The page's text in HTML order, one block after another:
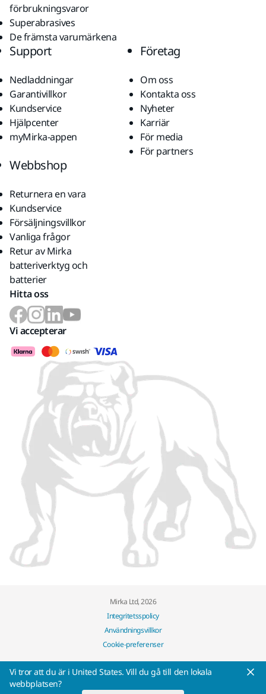
förbrukningsvaror
Superabrasives
De främsta varumärkena
Support
Nedladdningar
Garantivillkor
Kundservice
Hjälpcenter
myMirka-appen
Företag
Om oss
Kontakta oss
Nyheter
Karriär
För media
För partners
Webbshop
Returnera en vara
Kundservice
Försäljningsvillkor
Vanliga frågor
Retur av Mirka
batteriverktyg och
batterier
Hitta oss
Vi accepterar
Mirka Ltd, 2026
Integritetsspolicy
Användningsvillkor
Cookie-preferenser
Vi tror att du är i United States. Vill du gå till den lokala
webbplatsen?